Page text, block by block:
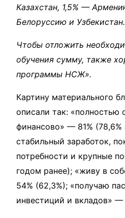
Казахстан, 1,5% —
Белоруссию и Узбекистан.
Чтобы отложить
обучения сумму, также
программы НСЖ».
Картину материального
описали так: «полностью
финансово» — 81%
стабильный заработок,
потребности и крупные
годом ранее); «живу в
54% (62,3%); «получаю
инвестиций и вкладов» —